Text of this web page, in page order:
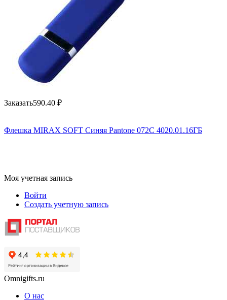
Заказать590.40 ₽
Флешка MIRAX SOFT Синяя Pantone 072C 4020.01.16ГБ
Моя учетная запись
Войти
Создать учетную запись
Omnigifts.ru
О нас